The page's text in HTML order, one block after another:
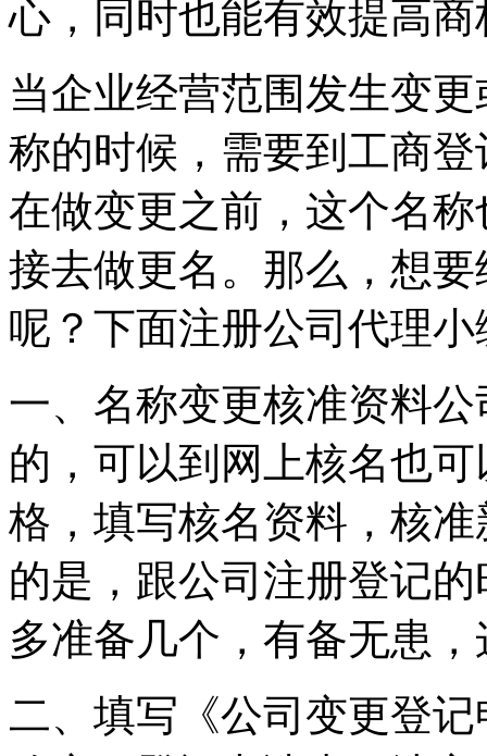
心，同时也能有效提高
当企业经营范围发生变
称的时候，需要到工商
在做变更之前，这个名
接去做更名。那么，想
呢？下面注册公司代理
一、名称变更核准资料
的，可以到网上核名也
格，填写核名资料，核
的是，跟公司注册登记
多准备几个，有备无患
二、填写《公司变更登